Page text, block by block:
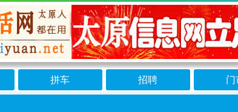
拼车 招聘 门